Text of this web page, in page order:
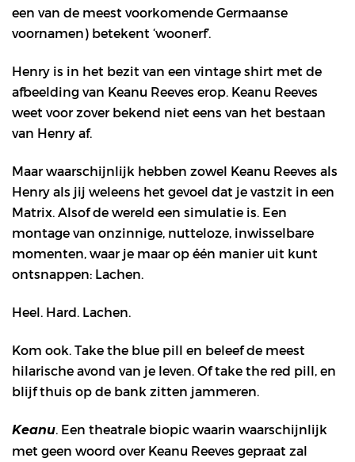
een van de meest voorkomende Germaanse
voornamen) betekent ‘woonerf’.
Henry is in het bezit van een vintage shirt met de
afbeelding van Keanu Reeves erop. Keanu Reeves
weet voor zover bekend niet eens van het bestaan
van Henry af.
Maar waarschijnlijk hebben zowel Keanu Reeves als
Henry als jij weleens het gevoel dat je vastzit in een
Matrix. Alsof de wereld een simulatie is. Een
montage van onzinnige, nutteloze, inwisselbare
momenten, waar je maar op één manier uit kunt
ontsnappen: Lachen.
Heel. Hard. Lachen.
Kom ook. Take the blue pill en beleef de meest
hilarische avond van je leven. Of take the red pill, en
blijf thuis op de bank zitten jammeren.
Keanu. Een theatrale biopic waarin waarschijnlijk
met geen woord over Keanu Reeves gepraat zal